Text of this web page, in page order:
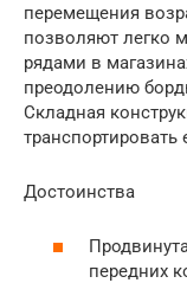
перемещения
позволяют легко
рядами в
преодолению
Складная
Достоинства
передних